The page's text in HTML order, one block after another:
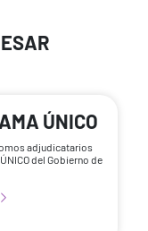
ÚNICO
adjudicatarios
del Gobierno de